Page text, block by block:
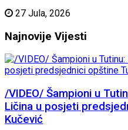
27 Jula, 2026
Najnovije Vijesti
/VIDEO/ Šampioni u
Ličina u posjeti
Kučević